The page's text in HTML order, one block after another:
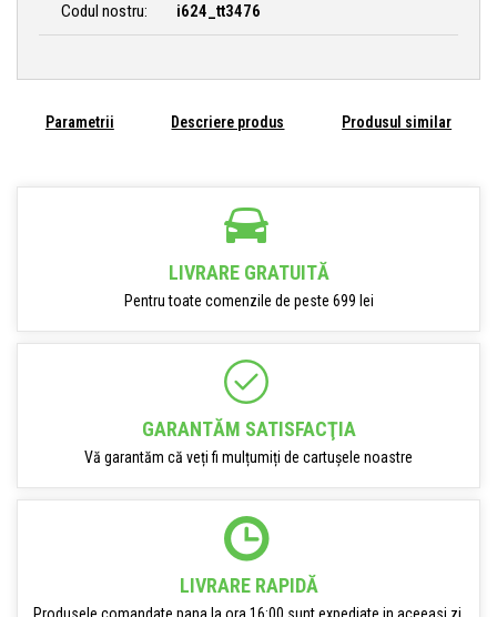
Codul nostru:
i624_tt3476
Parametrii Descriere produs Produsul similar
LIVRARE GRATUITĂ
Pentru toate comenzile de peste 699 lei
GARANTĂM SATISFACŢIA
Vă garantăm că veți fi mulțumiți de cartușele noastre
LIVRARE RAPIDĂ